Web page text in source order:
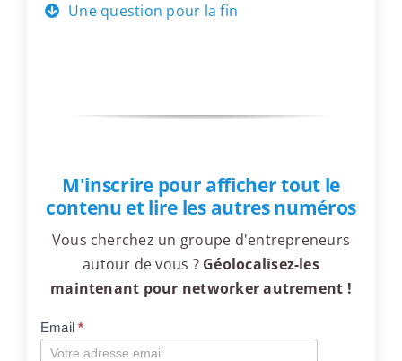
Une question pour la fin
M'inscrire pour afficher tout le
contenu et lire les autres numéros
Vous cherchez un groupe d'entrepreneurs
autour de vous ? Géolocalisez-les
maintenant pour networker autrement !
Compte
Email*